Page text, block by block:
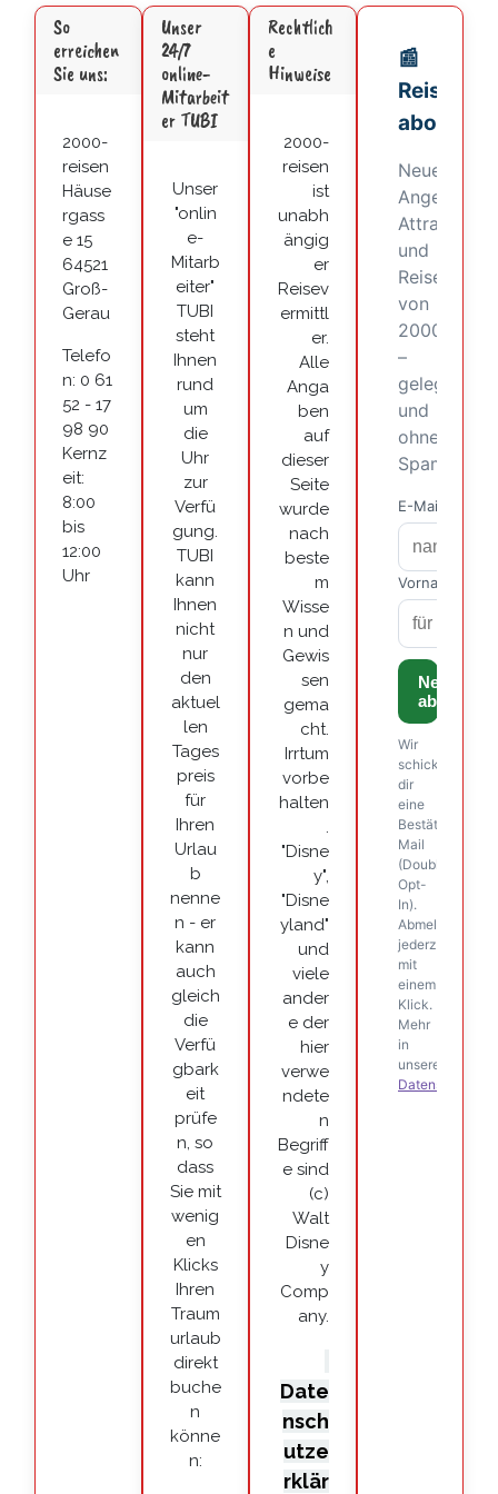
So
erreichen
Sie uns:
2000-
reisen
Häuse
rgass
e 15
64521
Groß-
Gerau
Telefo
n: 0 61
52 - 17
98 90
Kernz
eit:
8:00
bis
12:00
Uhr
Unser
24/7
online-
Mitarbeit
er TUBI
Unser
"onlin
e-
Mitarb
eiter"
TUBI
steht
Ihnen
rund
um
die
Uhr
zur
Verfü
gung.
TUBI
kann
Ihnen
nicht
nur
den
aktuel
len
Tages
preis
für
Ihren
Urlau
b
nenne
n - er
kann
auch
gleich
die
Verfü
gbark
eit
prüfe
n, so
dass
Sie mit
wenig
en
Klicks
Ihren
Traum
urlaub
direkt
buche
n
könne
n:
Rechtlich
e
Hinweise
2000-
reisen
ist
unabh
ängig
er
Reisev
ermittl
er.
Alle
Anga
ben
auf
dieser
Seite
wurde
nach
beste
m
Wisse
n und
Gewis
sen
gema
cht.
Irrtum
vorbe
halten
.
"Disne
y",
"Disne
yland"
und
viele
ander
e der
hier
verwe
ndete
n
Begriff
e sind
(c)
Walt
Disne
y
Comp
any.
Date
nsch
utze
rklär